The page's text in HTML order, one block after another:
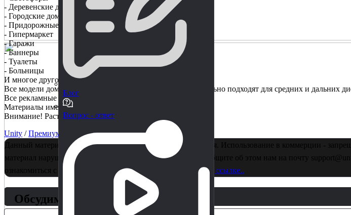
Блог
Вопрос - ответ
- Деревенские дома
- Городские дома
- Придорожные магазины
- Гипермаркет
- Гаражи
- Баннеры
- Туалеты
- Больницы
И многое другое!
Все модели домов имеют очень мало полигонов. Они идеально подходят для средних и дальних
Все рекламные вывески вымышлены.
Материалы имеют только диффузные (Albedo) текстуры.
Внимание! Растения и скайбоксы не включены в ассеты!
Unity /Премиум
Данный материал является собственностью правообладателя. Использование в коммерции -
материал нарушает ваши авторские права, пожалуйста, сообщите об этом нам на почту
ознакомиться с информацией для правообладателей
по этой ссылке..
Обсудим?